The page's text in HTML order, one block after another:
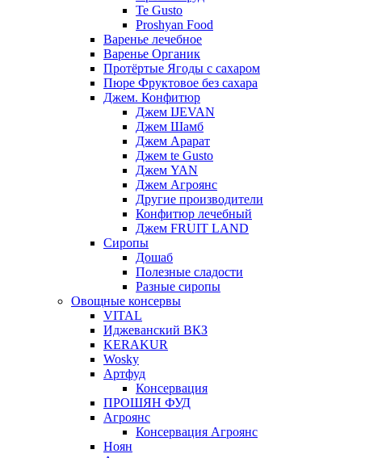
Te Gusto
Proshyan Food
Варенье лечебное
Варенье Органик
Протёртые Ягоды с сахаром
Пюре Фруктовое без сахара
Джем. Конфитюр
Джем IJEVAN
Джем Шамб
Джем Арарат
Джем te Gusto
Джем YAN
Джем Агроянс
Другие производители
Конфитюр лечебный
Джем FRUIT LAND
Сиропы
Дошаб
Полезные сладости
Разные сиропы
Овощные консервы
VITAL
Иджеванский ВКЗ
KERAKUR
Wosky
Артфуд
Консервация
ПРОШЯН ФУД
Агроянс
Консервация Агроянс
Ноян